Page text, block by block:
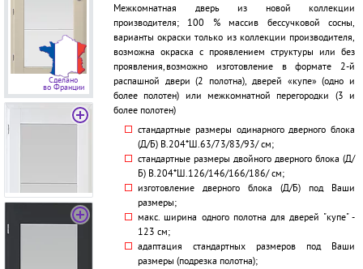
Сделано
во Франции
Межкомнатная дверь из новой коллекции
производителя; 100 % массив бессучковой сосны,
варианты окраски только из коллекции производителя,
возможна окраска с проявлением структуры или без
проявления,возможно изготовление в формате 2-й
распашной двери (2 полотна), дверей «купе» (одно и
более полотен) или межкомнатной перегородки (3 и
более полотен)
стандартные размеры одинарного дверного блока
(Д/Б) В.204*Ш.63/73/83/93/ см;
стандартные размеры двойного дверного блока (Д/
Б) В.204*Ш.126/146/166/186/ см;
изготовление дверного блока (Д/Б) под Ваши
размеры;
макс. ширина одного полотна для дверей "купе" -
123 см;
адаптация стандартных размеров под Ваши
размеры (подрезка полотна);